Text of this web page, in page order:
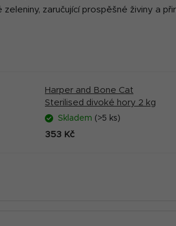
zaručující prospěšné živiny a
Harper and Bone Cat
Sterilised divoké hory 2 kg
Skladem (>5 ks)
353 Kč